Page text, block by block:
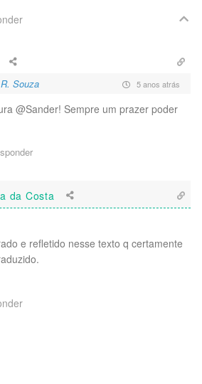
Souza 5 anos atrás
@Sander! Sempre um prazer poder
da Costa
e refletido nesse texto q certamente